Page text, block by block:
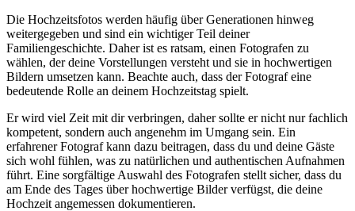
Die Hochzeitsfotos werden häufig über Generationen hinweg
weitergegeben und sind ein wichtiger Teil deiner
Familiengeschichte. Daher ist es ratsam, einen Fotografen zu
wählen, der deine Vorstellungen versteht und sie in hochwertigen
Bildern umsetzen kann. Beachte auch, dass der Fotograf eine
bedeutende Rolle an deinem Hochzeitstag spielt.
Er wird viel Zeit mit dir verbringen, daher sollte er nicht nur fachlich
kompetent, sondern auch angenehm im Umgang sein. Ein
erfahrener Fotograf kann dazu beitragen, dass du und deine Gäste
sich wohl fühlen, was zu natürlichen und authentischen Aufnahmen
führt. Eine sorgfältige Auswahl des Fotografen stellt sicher, dass du
am Ende des Tages über hochwertige Bilder verfügst, die deine
Hochzeit angemessen dokumentieren.